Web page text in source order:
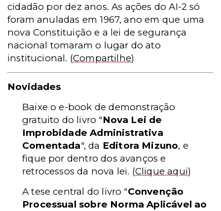
cidadão por dez anos. As ações do AI-2 só
foram anuladas em 1967, ano em que uma
nova Constituição e a lei de segurança
nacional tomaram o lugar do ato
institucional. (Compartilhe)
Novidades
Baixe o e-book de demonstração
gratuito do livro "Nova Lei de
Improbidade Administrativa
Comentada", da Editora Mizuno, e
fique por dentro dos avanços e
retrocessos da nova lei. (Clique aqui)
A tese central do livro "Convenção
Processual sobre Norma Aplicável ao